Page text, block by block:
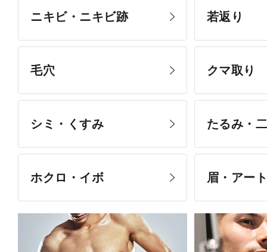
ニキビ・ニキビ跡
毛穴
シミ・くすみ
ホクロ・イボ
若返り
クマ取り
たるみ・
眉・アー